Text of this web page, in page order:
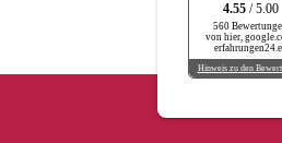
4.55 / 5.00
560
von hier,
Hinweis zu den